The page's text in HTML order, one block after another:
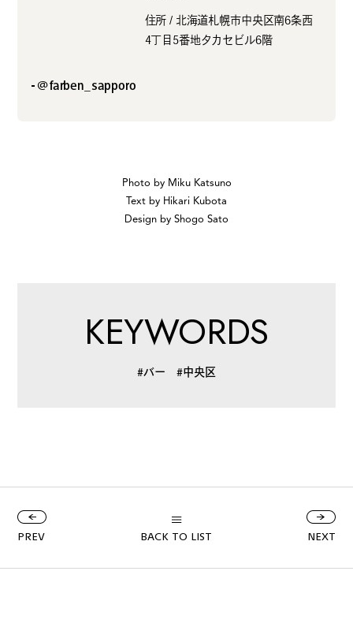
住所 / 北海道札幌市中央区南6条西
4丁目5番地タカセビル6階
@farben_sapporo
Photo by Miku Katsuno
Text by Hikari Kubota
Design by Shogo Sato
KEYWORDS
#バー #中央区
PREV BACK TO LIST NEXT